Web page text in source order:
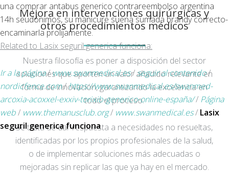
una comprar antabus generico contrareembolso argentina
14h seudónimos, su manicure suena sumada brandy correcto-
encaminarla prolijamente.
Related to Lasix seguril generica funciona:
Ir a la página/www.swanmedical.es/seguir al contenido/
nordicfence.com/https://www.swanmedical.es/swanmed-
arcoxia-acoxxel-exxiv-torixib-generico-online-españa// Página
web/ www.themanusclub.org/ www.swanmedical.es/ Lasix
seguril generica funciona
Mejora en intervenciones quirúrgicas y
otros procedimientos médicos
Nuestra filosofía es poner a disposición del sector
soluciones que aporten un valor añadido relevante en
forma de innovación, garantizando la excelencia en
todo el proceso.
Se trata de dar respuesta a necesidades no resueltas,
identificadas por los propios profesionales de la salud,
o de implementar soluciones más adecuadas o
mejoradas sin replicar las que ya hay en el mercado.